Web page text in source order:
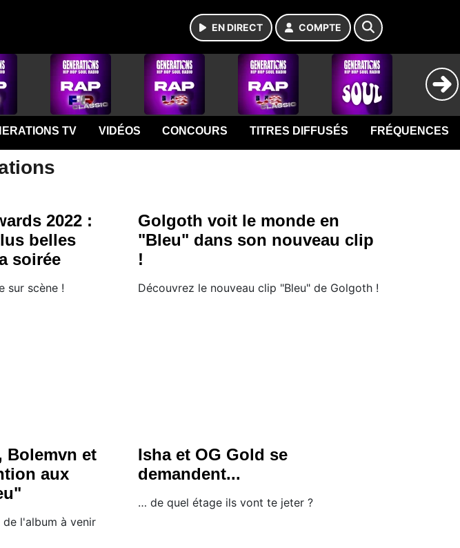
EN DIRECT COMPTE
TV VIDÉOS CONCOURS TITRES DIFFUSÉS FRÉQUENCES
2022 :
belles
soirée
sur scène !
Golgoth voit le monde en
"Bleu" dans son nouveau clip
!
Découvrez le nouveau clip "Bleu" de Golgoth !
Bolemvn et
aux
l'album à venir
Isha et OG Gold se
demandent...
… de quel étage ils vont te jeter ?